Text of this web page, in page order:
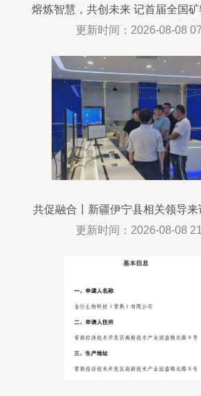
熔炼智慧，共创未来 记首届全国
会技术咨询与技术交流
更新时间：2026-08-08
共促融合丨新疆伊宁县相关领导
交流，深化技术咨询与
更新时间：2026-08-08